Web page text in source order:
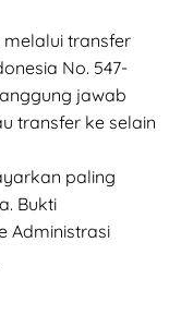
transfer
No. 547-
jawab
transfer ke selain
paling
Bukti
Administrasi